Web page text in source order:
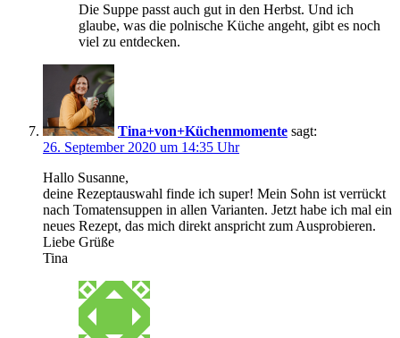
Die Suppe passt auch gut in den Herbst. Und ich
glaube, was die polnische Küche angeht, gibt es noch
viel zu entdecken.
Tina+von+Küchenmomente sagt:
26. September 2020 um 14:35 Uhr
Hallo Susanne,
deine Rezeptauswahl finde ich super! Mein Sohn ist verrückt
nach Tomatensuppen in allen Varianten. Jetzt habe ich mal ein
neues Rezept, das mich direkt anspricht zum Ausprobieren.
Liebe Grüße
Tina